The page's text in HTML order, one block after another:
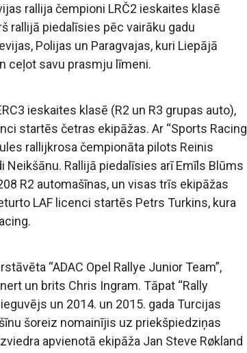
rallija čempioni LRČ2 ieskaites klasē
rallijā piedalīsies pēc vairāku gadu
Polijas un Paragvajas, kuri Liepājā
ceļot savu prasmju līmeni.
ieskaites klasē (R2 un R3 grupas auto),
startēs četras ekipāžas. Ar “Sports Racing
rallijkrosa čempionāta pilots Reinis
Rallijā piedalīsies arī Emīls Blūms
R2 automašīnas, un visas trīs ekipāžas
LAF licenci startēs Petrs Turkins, kura
“ADAC Opel Rallye Junior Team”,
un brits Chris Ingram. Tāpat “Rally
un 2014. un 2015. gada Turcijas
šoreiz nomainījis uz priekšpiedziņas
apvienotā ekipāža Jan Steve Røkland